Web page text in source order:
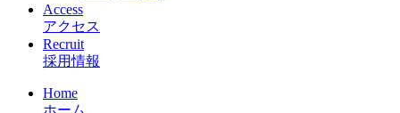
Access
アクセス
Recruit
採用情報
Home
ホーム